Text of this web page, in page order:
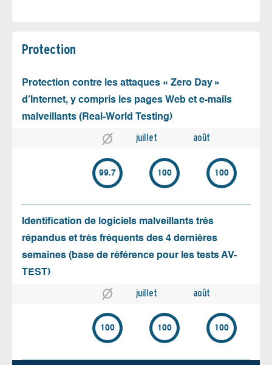
Protection
Protection contre les attaques « Zero Day »
d’Internet, y compris les pages Web et e-mails
malveillants (Real-World Testing)
juillet août
99.7 100 100
Identification de logiciels malveillants très
répandus et très fréquents des 4 dernières
semaines (base de référence pour les tests AV-
TEST)
juillet août
100 100 100